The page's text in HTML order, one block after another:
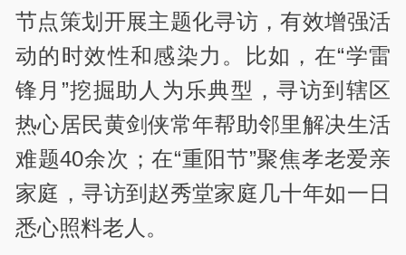
节点策划开展主题化寻访，有效增强活
动的时效性和感染力。比如，在“学雷
锋月”挖掘助人为乐典型，寻访到辖区
热心居民黄剑侠常年帮助邻里解决生活
难题40余次；在“重阳节”聚焦孝老爱亲
家庭，寻访到赵秀堂家庭几十年如一日
悉心照料老人。